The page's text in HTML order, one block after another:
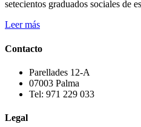
setecientos graduados sociales de
Leer más
Contacto
Parellades 12-A
07003 Palma
Tel: 971 229 033
Legal